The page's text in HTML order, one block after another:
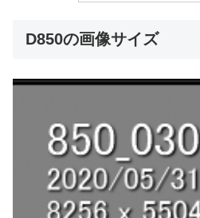
D850の画像サイズ